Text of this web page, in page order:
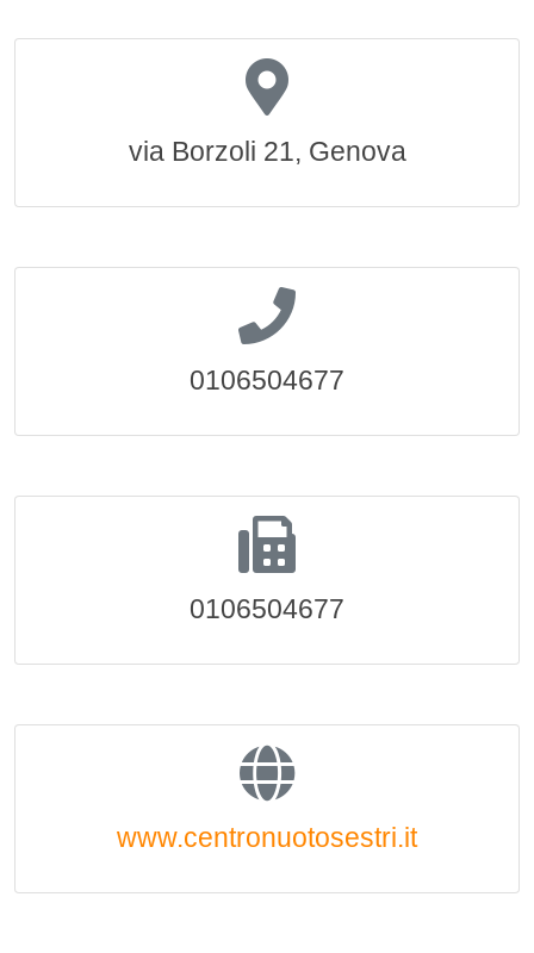
via Borzoli 21, Genova
0106504677
0106504677
www.centronuotosestri.it